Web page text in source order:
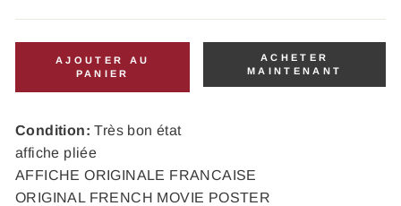
AJOUTER AU
PANIER
ACHETER
MAINTENANT
Condition: Très bon état
affiche pliée
AFFICHE ORIGINALE FRANCAISE
ORIGINAL FRENCH MOVIE POSTER